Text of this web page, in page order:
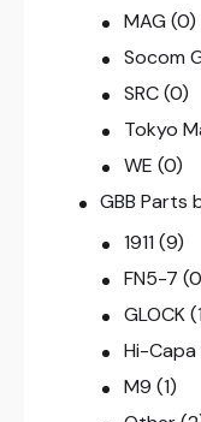
MAG (0)
Socom
SRC (0)
Tokyo
WE (0)
GBB Parts
1911 (9)
FN5-7
GLOCK
Hi-Capa
M9 (1)